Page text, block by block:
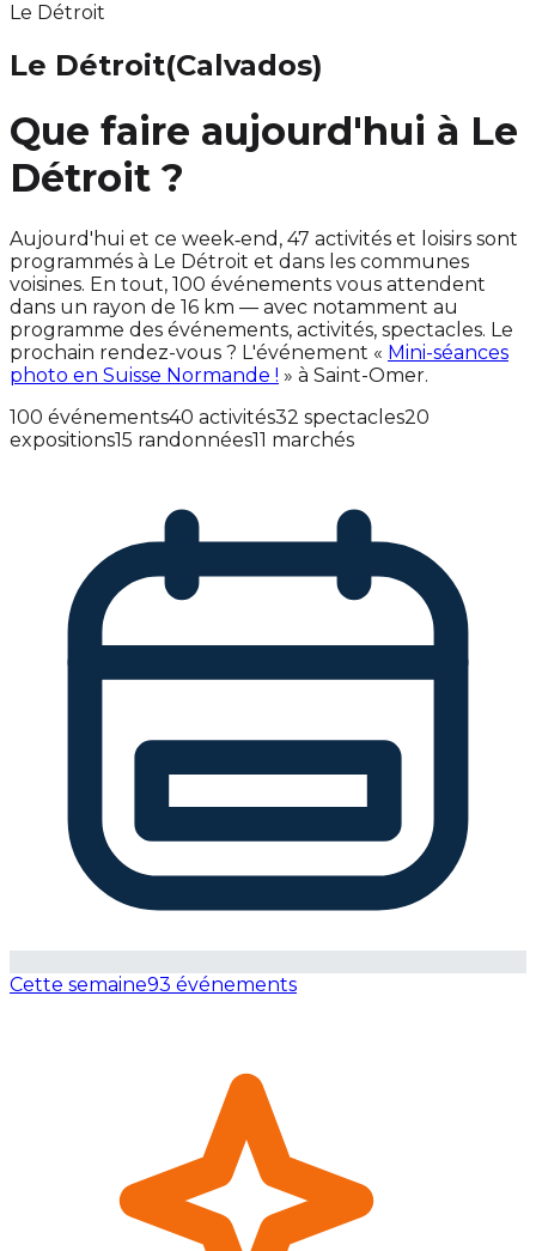
Le Détroit
Le Détroit(Calvados)
Que faire aujourd'hui à Le
Détroit ?
Aujourd'hui et ce week‑end, 47 activités et loisirs sont
programmés à Le Détroit et dans les communes
voisines. En tout, 100 événements vous attendent
dans un rayon de 16 km — avec notamment au
programme des événements, activités, spectacles. Le
prochain rendez-vous ? L'événement « Mini-séances
photo en Suisse Normande ! » à Saint-Omer.
100 événements40 activités32 spectacles20
expositions15 randonnées11 marchés
Cette semaine93 événements